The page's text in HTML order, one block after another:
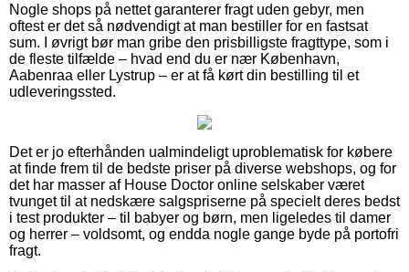
Nogle shops på nettet garanterer fragt uden gebyr, men
oftest er det så nødvendigt at man bestiller for en fastsat
sum. I øvrigt bør man gribe den prisbilligste fragttype, som i
de fleste tilfælde – hvad end du er nær København,
Aabenraa eller Lystrup – er at få kørt din bestilling til et
udleveringssted.
Det er jo efterhånden ualmindeligt uproblematisk for købere
at finde frem til de bedste priser på diverse webshops, og for
det har masser af House Doctor online selskaber været
tvunget til at nedskære salgspriserne på specielt deres bedst
i test produkter – til babyer og børn, men ligeledes til damer
og herrer – voldsomt, og endda nogle gange byde på portofri
fragt.